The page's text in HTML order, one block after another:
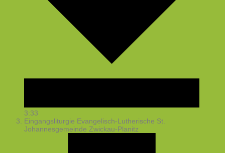
3:33
Eingangsliturgie Evangelisch-Lutherische St.
Johannesgemeinde Zwickau-Planitz